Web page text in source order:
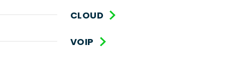
CLOUD
VOIP